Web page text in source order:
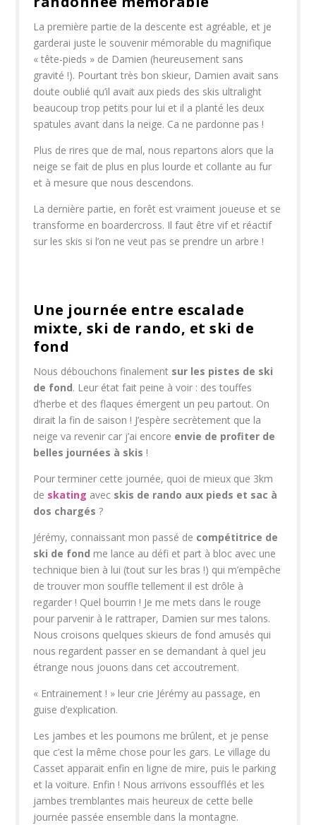
La première partie de la descente est agréable, et je
garderai juste le souvenir mémorable du magnifique
« tête-pieds » de Damien (heureusement sans
gravité !). Pourtant très bon skieur, Damien avait sans
doute oublié qu’il avait aux pieds des skis ultralight
beaucoup trop petits pour lui et il a planté les deux
spatules avant dans la neige. Ca ne pardonne pas !
Plus de rires que de mal, nous repartons alors que la
neige se fait de plus en plus lourde et collante au fur
et à mesure que nous descendons.
La dernière partie, en forêt est vraiment joueuse et se
transforme en boardercross. Il faut être vif et réactif
sur les skis si l’on ne veut pas se prendre un arbre !
Une journée entre escalade
mixte, ski de rando, et ski de
fond
Nous débouchons finalement sur les pistes de ski
de fond. Leur état fait peine à voir : des touffes
d’herbe et des flaques émergent un peu partout. On
dirait la fin de saison ! J’espère secrètement que la
neige va revenir car j’ai encore envie de profiter de
belles journées à skis !
Pour terminer cette journée, quoi de mieux que 3km
de skating avec skis de rando aux pieds et sac à
dos chargés ?
Jérémy, connaissant mon passé de compétitrice de
ski de fond me lance au défi et part à bloc avec une
technique bien à lui (tout sur les bras !) qui m’empêche
de trouver mon souffle tellement il est drôle à
regarder ! Quel bourrin ! Je me mets dans le rouge
pour parvenir à le rattraper, Damien sur mes talons.
Nous croisons quelques skieurs de fond amusés qui
nous regardent passer en se demandant à quel jeu
étrange nous jouons dans cet accoutrement.
« Entrainement ! » leur crie Jérémy au passage, en
guise d’explication.
Les jambes et les poumons me brûlent, et je pense
que c’est la même chose pour les gars. Le village du
Casset apparait enfin en ligne de mire, puis le parking
et la voiture. Enfin ! Nous arrivons essoufflés et les
jambes tremblantes mais heureux de cette belle
journée passée ensemble dans la montagne.